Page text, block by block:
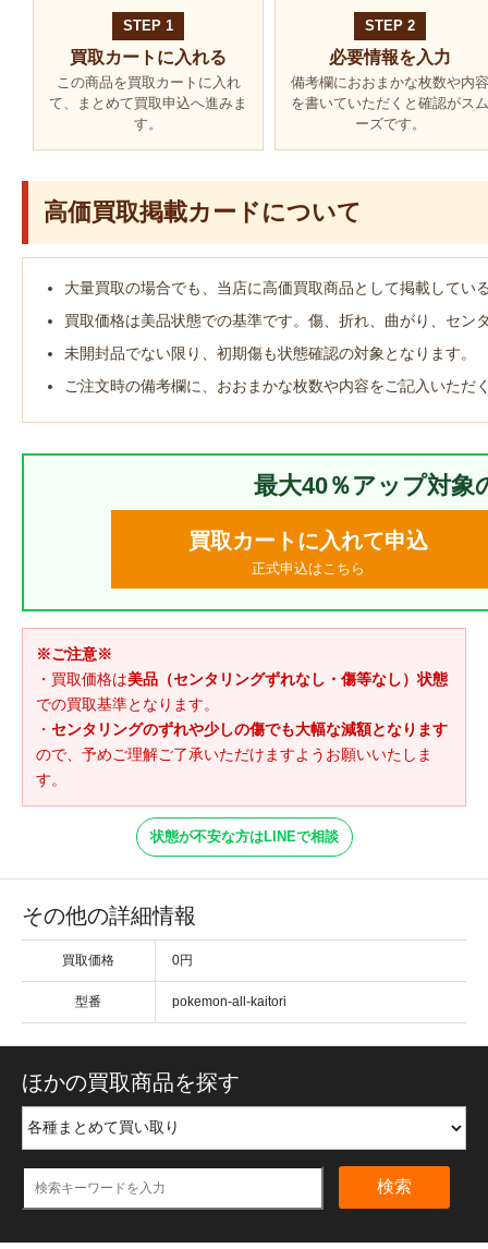
STEP 1
買取カートに入れる
この商品を買取カートに入れ
て、まとめて買取申込へ進みま
す。
STEP 2
必要情報を入力
備考欄におおまかな枚数や内容
を書いていただくと確認がスム
ーズです。
高価買取掲載カードについて
大量買取の場合でも、当店に高価買取商品として掲載して
買取価格は美品状態での基準です。傷、折れ、曲がり、セ
未開封品でない限り、初期傷も状態確認の対象となります。
ご注文時の備考欄に、おおまかな枚数や内容をご記入いただ
最大40％アップ対象
買取カートに入れて申込
正式申込はこちら
※ご注意※
・買取価格は美品（センタリングずれなし・傷等なし）状態
での買取基準となります。
・ センタリングのずれや少しの傷でも大幅な減額となります
ので、予めご理解ご了承いただけますようお願いいたしま
す。
状態が不安な方はLINEで相談
その他の詳細情報
買取価格 0円
型番 pokemon-all-kaitori
ほかの買取商品を探す
検索